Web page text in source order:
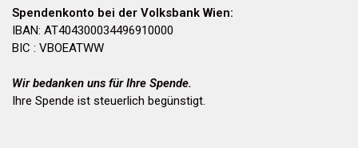
Spendenkonto bei der Volksbank Wien:
IBAN: AT404300034496910000
BIC : VBOEATWW
Wir bedanken uns für Ihre Spende.
Ihre Spende ist steuerlich begünstigt.